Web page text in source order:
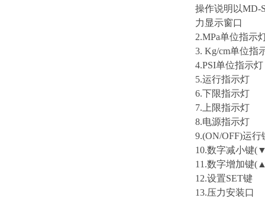
操作说明以MD-
力显示窗口
2.MPa单位指示
3. Kg/cm单位指
4.PSI单位指示灯
5.运行指示灯
6.下限指示灯
7.上限指示灯
8.电源指示灯
9.(ON/OFF)运行
10.数字减小键
11.数字增加键
12.设置SET键
13.压力安装口